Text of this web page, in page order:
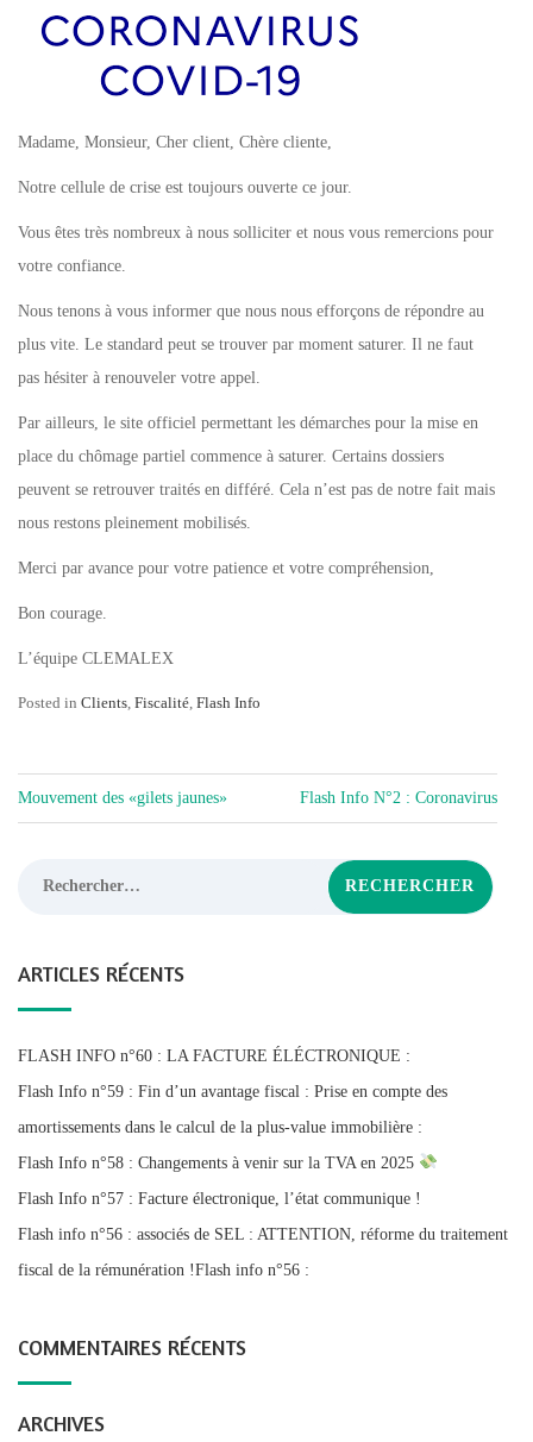
Madame, Monsieur, Cher client, Chère cliente,
Notre cellule de crise est toujours ouverte ce jour.
Vous êtes très nombreux à nous solliciter et nous vous remercions pour
votre confiance.
Nous tenons à vous informer que nous nous efforçons de répondre au
plus vite. Le standard peut se trouver par moment saturer. Il ne faut
pas hésiter à renouveler votre appel.
Par ailleurs, le site officiel permettant les démarches pour la mise en
place du chômage partiel commence à saturer. Certains dossiers
peuvent se retrouver traités en différé. Cela n’est pas de notre fait mais
nous restons pleinement mobilisés.
Merci par avance pour votre patience et votre compréhension,
Bon courage.
L’équipe CLEMALEX
Posted in Clients, Fiscalité, Flash Info
NAVIGATION
DE
L’ARTICLE
Mouvement des «gilets jaunes» Flash Info N°2 : Coronavirus
ARTICLES RÉCENTS
FLASH INFO n°60 : LA FACTURE ÉLÉCTRONIQUE :
Flash Info n°59 : Fin d’un avantage fiscal : Prise en compte des
amortissements dans le calcul de la plus-value immobilière :
Flash Info n°58 : Changements à venir sur la TVA en 2025
Flash Info n°57 : Facture électronique, l’état communique !
Flash info n°56 : associés de SEL : ATTENTION, réforme du traitement
fiscal de la rémunération !Flash info n°56 :
COMMENTAIRES RÉCENTS
ARCHIVES